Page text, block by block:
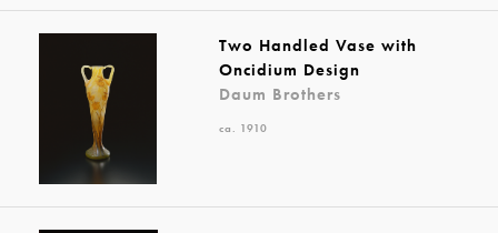
Two Handled Vase with
Oncidium Design
Daum Brothers
ca. 1910